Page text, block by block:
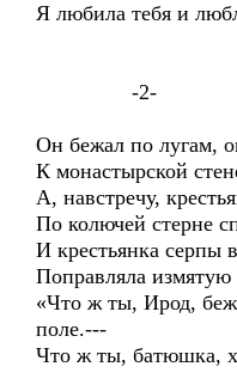
Я любила тебя и
-2-
Он бежал по лугам,
К монастырской
А, навстречу,
По колючей стерне
И крестьянка серпы
Поправляла
«Что ж ты, Ирод,
поле.---
Что ж ты, батюшка,